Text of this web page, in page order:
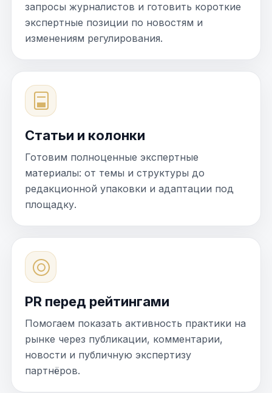
запросы журналистов и готовить короткие
экспертные позиции по новостям и
изменениям регулирования.
Статьи и колонки
Готовим полноценные экспертные
материалы: от темы и структуры до
редакционной упаковки и адаптации под
площадку.
PR перед рейтингами
Помогаем показать активность практики на
рынке через публикации, комментарии,
новости и публичную экспертизу
партнёров.